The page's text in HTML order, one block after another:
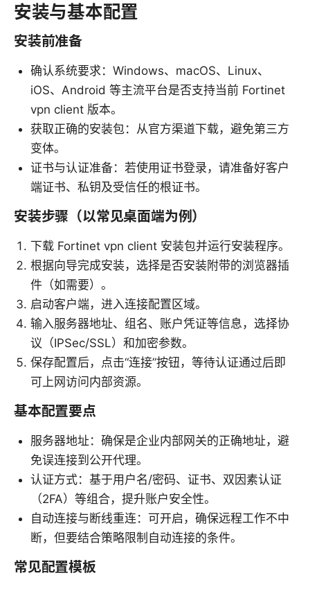
安装与基本配置
安装前准备
确认系统要求：Windows、macOS、Linux、
iOS、Android 等主流平台是否支持当前 Fortinet
vpn client 版本。
获取正确的安装包：从官方渠道下载，避免第三方
变体。
证书与认证准备：若使用证书登录，请准备好客户
端证书、私钥及受信任的根证书。
安装步骤（以常见桌面端为例）
下载 Fortinet vpn client 安装包并运行安装程序。
根据向导完成安装，选择是否安装附带的浏览器插
件（如需要）。
启动客户端，进入连接配置区域。
输入服务器地址、组名、账户凭证等信息，选择协
议（IPSec/SSL）和加密参数。
保存配置后，点击“连接”按钮，等待认证通过后即
可上网访问内部资源。
基本配置要点
服务器地址：确保是企业内部网关的正确地址，避
免误连接到公开代理。
认证方式：基于用户名/密码、证书、双因素认证
（2FA）等组合，提升账户安全性。
自动连接与断线重连：可开启，确保远程工作不中
断，但要结合策略限制自动连接的条件。
常见配置模板